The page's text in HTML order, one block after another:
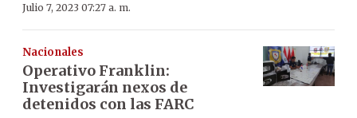
Julio 7, 2023 07:27 a. m.
Nacionales
Operativo Franklin:
Investigarán nexos de
detenidos con las FARC